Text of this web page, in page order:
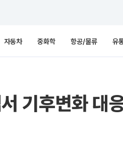
자동차 중화학 항공/물류 유
기후변화 대